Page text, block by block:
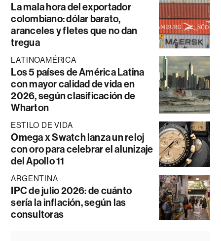
La mala hora del exportador
colombiano: dólar barato,
aranceles y fletes que no dan
tregua
LATINOAMÉRICA
Los 5 países de América Latina
con mayor calidad de vida en
2026, según clasificación de
Wharton
ESTILO DE VIDA
Omega x Swatch lanza un reloj
con oro para celebrar el alunizaje
del Apollo 11
ARGENTINA
IPC de julio 2026: de cuánto
sería la inflación, según las
consultoras